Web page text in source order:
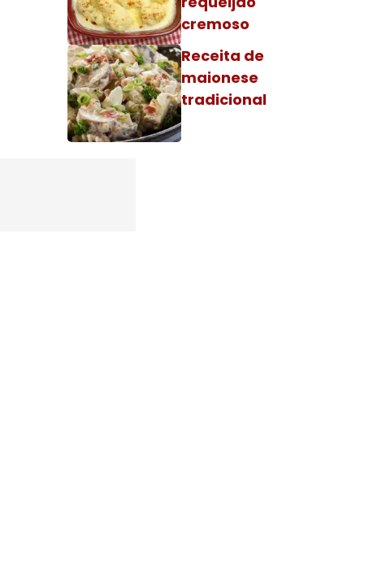
cremoso
Receita de
maionese
tradicional